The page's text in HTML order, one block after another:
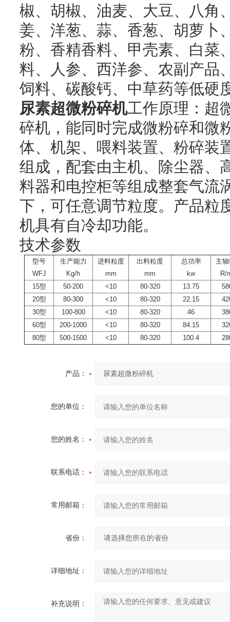
椒、胡椒、油麦、大豆、八角
姜、洋葱、蒜、香葱、胡萝卜
粉、香精香料、甲壳素、白菜
料、人参、西洋参、农副产品
饲料、碳酸钙、中草药等低硬
尿素超微粉碎机工作原理：超
碎机，能同时完成微粉碎和微
体、机架、喂料装置、粉碎装
组成，配套由主机、除尘器、
料器和电控柜等组成整套气流
下，可任意调节粒度。产品粒
机具有自冷却功能。
技术参数
型号
WFJ
生产能力
Kg/h
进料粒度
mm
出料粒度
mm
总功率
kw
主
R/
15型
50-200 <10 80-320 13.75
20型
80-300 <10 80-320 22.15
30型
100-800 <10 80-320 46
60型
200-1000 <10 80-320 84.15
80型
500-1500 <10 80-320 100.4
产品：
您的单位：
您的姓名：
联系电话：
常用邮箱：
省份：
详细地址：
补充说明：